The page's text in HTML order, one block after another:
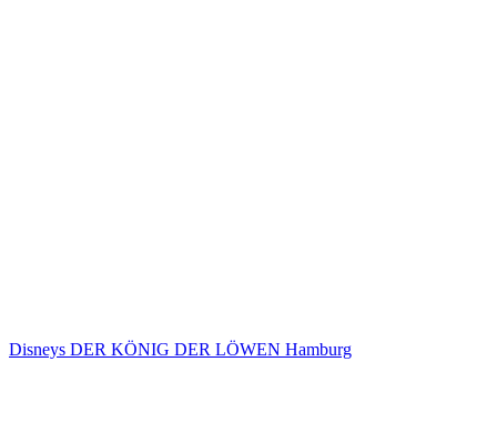
Disneys DER KÖNIG DER LÖWEN Hamburg